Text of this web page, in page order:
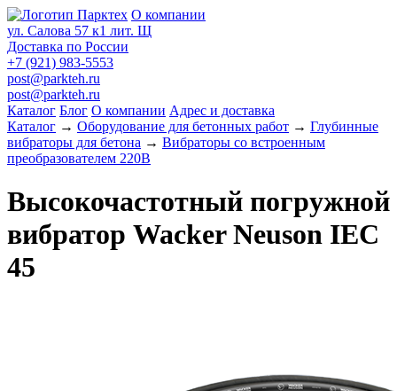
О компании
ул. Салова 57 к1 лит. Щ
Доставка по России
+7 (921) 983-5553
post@parkteh.ru
post@parkteh.ru
Каталог Блог О компании Адрес и доставка
Каталог → Оборудование для бетонных работ → Глубинные
вибраторы для бетона → Вибраторы со встроенным
преобразователем 220В
Высокочастотный погружной
вибратор Wacker Neuson IEC
45